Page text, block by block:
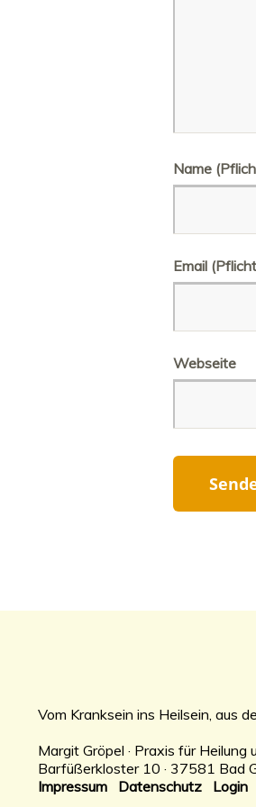
Name
Email
Webseite
Vom Kranksein ins Heilsein, aus
Margit Gröpel · Praxis für Heilung
Barfüßerkloster 10 · 37581 Bad
Impressum
Datenschutz Login